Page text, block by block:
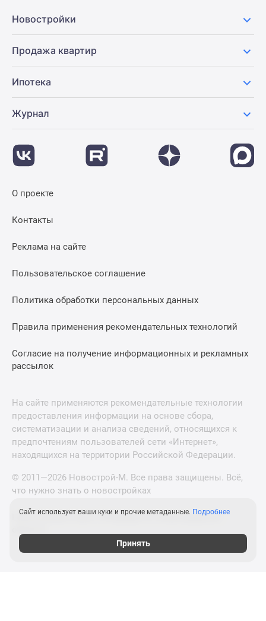
Новостройки
Продажа квартир
Ипотека
Журнал
О проекте
Контакты
Реклама на сайте
Пользовательское соглашение
Политика обработки персональных данных
Правила применения рекомендательных технологий
Согласие на получение информационных и рекламных
рассылок
На сайте применяются рекомендательные технологии
предоставления информации на основе сбора,
систематизации и анализа сведений, относящихся к
предпочтениям пользователей сети «Интернет»,
находящихся на территории Российской Федерации.
© 2011—2026 Новострой-М. Все права защищены. Всё,
что нужно знать о новостройках
Новостройки Санкт-Петербурга и Ленинградской
Сайт использует ваши куки и прочие метаданные. Подробнее
Принять